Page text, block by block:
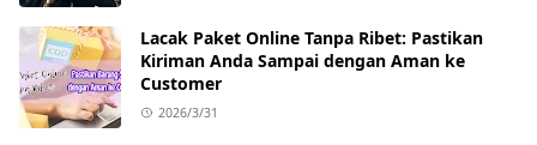
Lacak Paket Online Tanpa Ribet: Pastikan
Kiriman Anda Sampai dengan Aman ke
Customer
2026/3/31